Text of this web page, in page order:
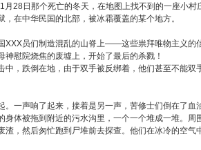
月28日那个死亡的冬天，在地图上找不到的一座小村
，在中华民国的北部，被冰霜覆盖的某个地方。
XXX员们制造混乱的山脊上——这些祟拜唯物主义的
慰院烧焦的废墟上，开始了最后的杀戮！
中，跌倒在地，由于双手被反绑着，他们甚至不能
一声响了起来，接着是另一声，苦修士们倒在了血
身体被拖到附近的污水沟里，一个一个堆成一堆。周
渣，然后匆忙跑到尸堆前去探查。他们在冰冷的空气